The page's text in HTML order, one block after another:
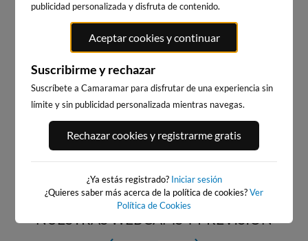
No te pierdas
un díade surf y
playa
NUESTRAS WEBCAMS Y PREVISIÓN
publicidad personalizada y disfruta de contenido.
Aceptar cookies y continuar
Suscribirme y rechazar
Suscríbete a Camaramar para disfrutar de una experiencia sin
límite y sin publicidad personalizada mientras navegas.
Rechazar cookies y registrarme gratis
¿Ya estás registrado? Iniciar sesión
¿Quieres saber más acerca de la política de cookies?Ver
Política de Cookies